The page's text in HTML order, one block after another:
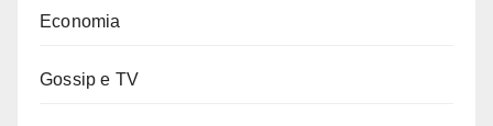
Economia
Gossip e TV